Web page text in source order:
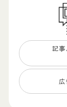
記事